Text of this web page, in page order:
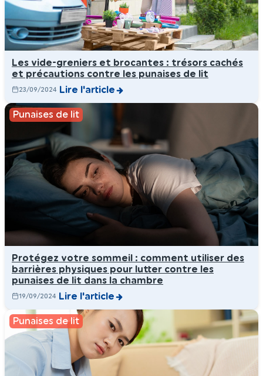
Les vide-greniers et brocantes : trésors cachés
et précautions contre les punaises de lit
23/09/2024 Lire l'article
Punaises de lit
Protégez votre sommeil : comment utiliser des
barrières physiques pour lutter contre les
punaises de lit dans la chambre
19/09/2024 Lire l'article
Punaises de lit